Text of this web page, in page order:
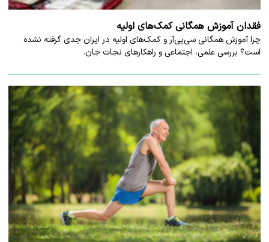
فقدان آموزش همگانی کمک‌های اولیه
چرا آموزش همگانی سی‌پی‌آر و کمک‌های اولیه در ایران جدی گرفته نشده
است؟ بررسی علمی، اجتماعی و راهکارهای نجات جان.